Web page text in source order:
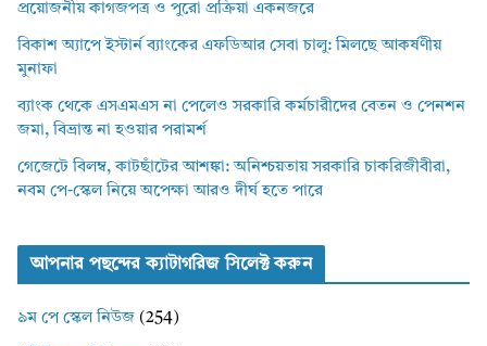
প্রয়োজনীয় কাগজপত্র ও পুরো প্রক্রিয়া একনজরে
বিকাশ অ্যাপে ইস্টার্ন ব্যাংকের এফডিআর সেবা চালু: মিলছে আকর্ষণীয়
মুনাফা
ব্যাংক থেকে এসএমএস না পেলেও সরকারি কর্মচারীদের বেতন ও পেনশন
জমা, বিভ্রান্ত না হওয়ার পরামর্শ
গেজেটে বিলম্ব, কাটছাঁটের আশঙ্কা: অনিশ্চয়তায় সরকারি চাকরিজীবীরা,
নবম পে-স্কেল নিয়ে অপেক্ষা আরও দীর্ঘ হতে পারে
আপনার পছন্দের ক্যাটাগরিজ সিলেক্ট করুন
৯ম পে স্কেল নিউজ (254)